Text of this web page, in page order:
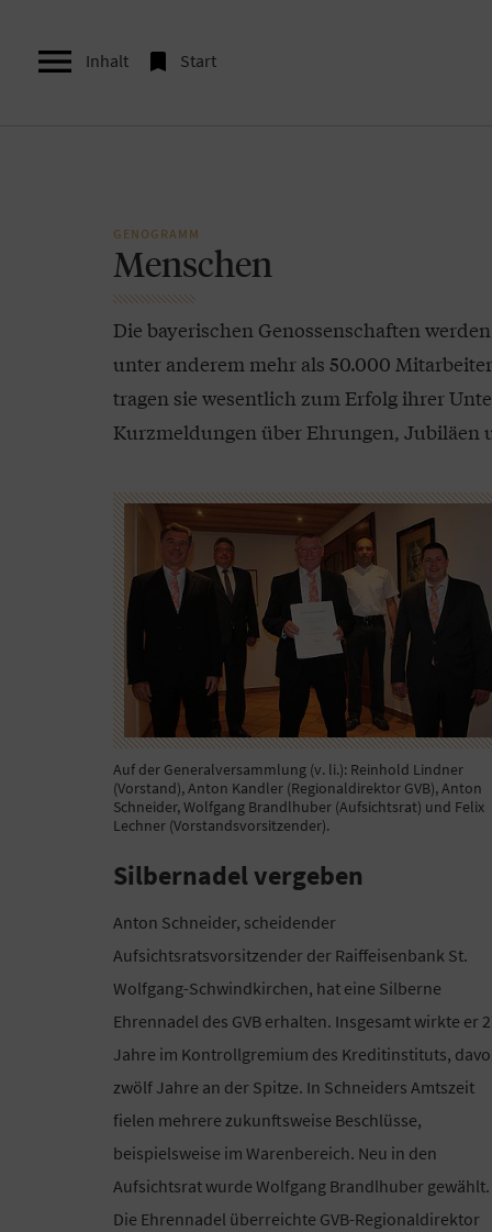
 Inhalt  Start
GENOGRAMM
Menschen
Die bayerischen Genossenschaften
unter anderem mehr als 50.000
tragen sie wesentlich zum Erfolg ihrer
Kurzmeldungen über Ehrungen, Jubiläen
Auf der Generalversammlung (v. li.): Reinhold Lindner
(Vorstand), Anton Kandler (Regionaldirektor GVB), Anton
Schneider, Wolfgang Brandlhuber (Aufsichtsrat) und Felix
Lechner (Vorstandsvorsitzender).
Silbernadel vergeben
Anton Schneider, scheidender
Aufsichtsratsvorsitzender der Raiffeisenbank St.
Wolfgang-Schwindkirchen, hat eine Silberne
Ehrennadel des GVB erhalten. Insgesamt wirkte er
Jahre im Kontrollgremium des Kreditinstituts,
zwölf Jahre an der Spitze. In Schneiders Amtszeit
fielen mehrere zukunftsweise Beschlüsse,
beispielsweise im Warenbereich. Neu in den
Aufsichtsrat wurde Wolfgang Brandlhuber gewählt.
Die Ehrennadel überreichte GVB-Regionaldirektor